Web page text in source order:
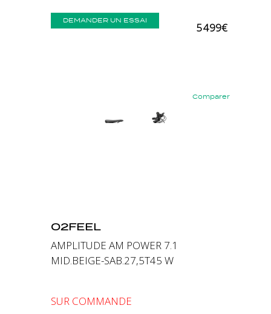
DEMANDER UN ESSAI
5 499€
Comparer
O2FEEL
AMPLITUDE AM POWER 7.1
MID.BEIGE-SAB.27,5T45 W
SUR COMMANDE